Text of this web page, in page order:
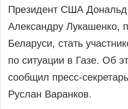
Президент США
Александру Лукашенко,
Беларуси, стать
по ситуации в Газе. Об
сообщил пресс-
Руслан Варанков.